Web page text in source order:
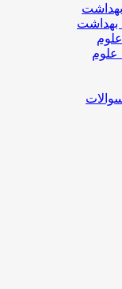
بهداشت
علوم
سوالات